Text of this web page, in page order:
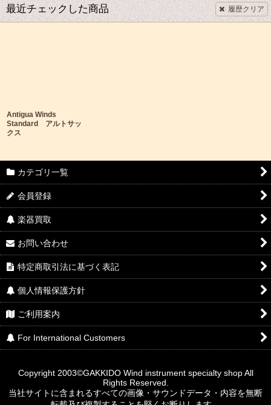
最近チェックした商品 履歴クリア
Antigua Winds
Standard アルトサッ
クス
カテゴリ一覧
会員登録
楽器買取
お問い合わせ
特定商取引法に基づく表記
個人情報保護方針
ご利用案内
For International Customers
Copyright 2003©GAKKIDO Wind instrument specialty shop All
Rights Reserved.
当社サイトに含まれるすべての画像・サウンドデータ・内容を無断